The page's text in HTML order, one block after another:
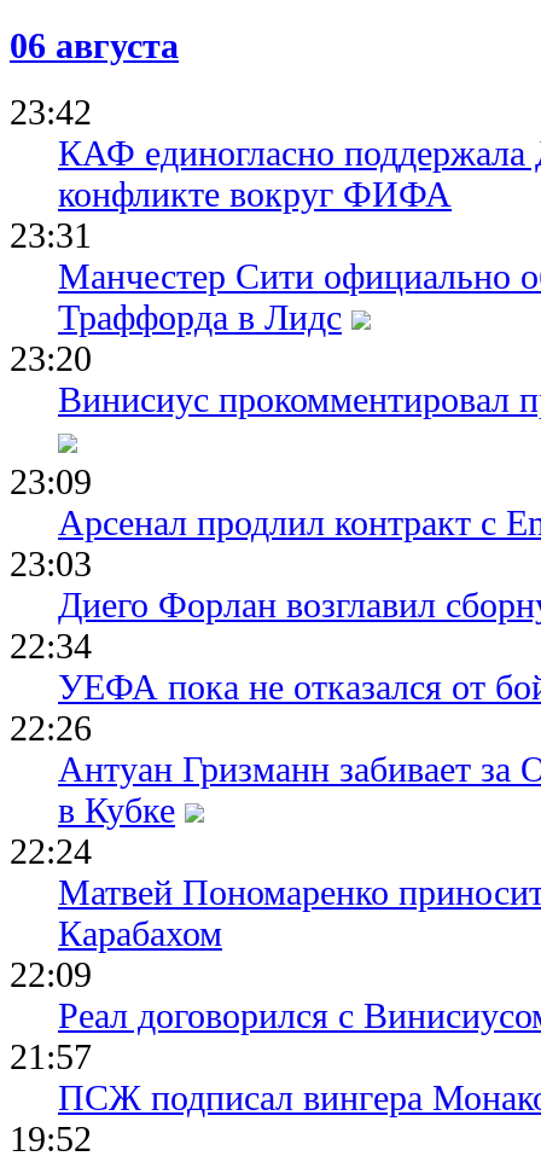
06 августа
23:42
КАФ единогласно
конфликте вокруг ФИФА
23:31
Манчестер Сити официально
Траффорда в Лидс
23:20
Винисиус прокомментировал
23:09
Арсенал продлил контракт с
23:03
Диего Форлан возглавил
22:34
УЕФА пока не отказался от
22:26
Антуан Гризманн забивает за
в Кубке
22:24
Матвей Пономаренко
Карабахом
22:09
Реал договорился с
21:57
ПСЖ подписал вингера
19:52